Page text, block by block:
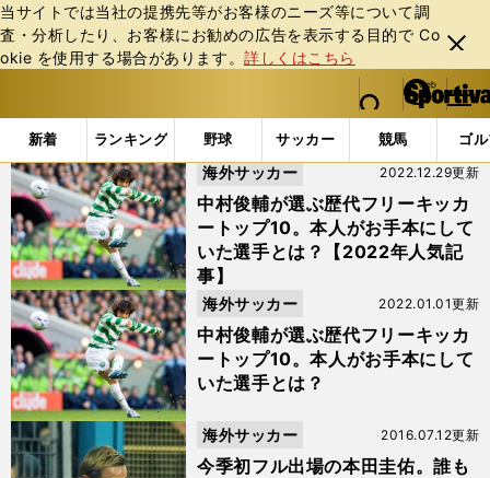
当サイトでは当社の提携先等がお客様のニーズ等について調
査・分析したり、お客様にお勧めの広告を表⽰する⽬的で Co
okie を使⽤する場合があります。詳しくはこちら
閉じ
る
web Sportiva (webスポルティーバ)
検索
マイペ
ー
ジ
メニュ
新着 ランキング 野球 サッカー 競馬 ゴ
b
ス
ポ
ル
テ
ィ
ー
バ
「#ミハイロビッチ」の最新ニュース・ 情報
中村俊輔が選ぶ歴代フリーキッカ
ートップ10。本人がお手本にして
いた選手とは？【2022年人気記
事】
2022.12.29更新
海外サッカー
中村俊輔が選ぶ歴代フリーキッカ
ートップ10。本人がお手本にして
いた選手とは？
2022.01.01更新
海外サッカー
今季初フル出場の本田圭佑。誰も
2016.07.12更新
海外サッカー